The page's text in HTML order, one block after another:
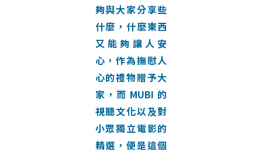
夠與大家分享些
什麼，什麼東西
又能夠讓人安
心，作為撫慰人
心的禮物贈予大
家，而 MUBI 的
視聽文化以及對
小眾獨立電影的
精選，便是這個